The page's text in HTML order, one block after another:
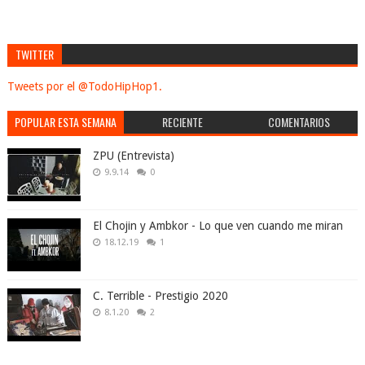
TWITTER
Tweets por el @TodoHipHop1.
POPULAR ESTA SEMANA RECIENTE COMENTARIOS
ZPU (Entrevista)
9.9.14 0
El Chojin y Ambkor - Lo que ven cuando me miran
18.12.19 1
C. Terrible - Prestigio 2020
8.1.20 2